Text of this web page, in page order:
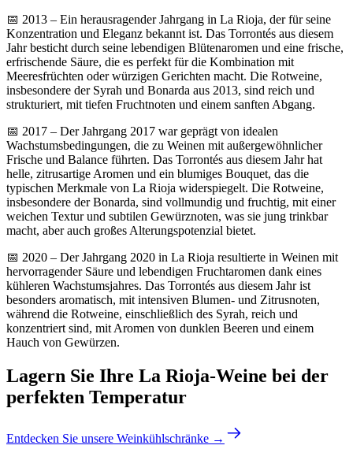
📅 2013 – Ein herausragender Jahrgang in La Rioja, der für seine
Konzentration und Eleganz bekannt ist. Das Torrontés aus diesem
Jahr besticht durch seine lebendigen Blütenaromen und eine frische,
erfrischende Säure, die es perfekt für die Kombination mit
Meeresfrüchten oder würzigen Gerichten macht. Die Rotweine,
insbesondere der Syrah und Bonarda aus 2013, sind reich und
strukturiert, mit tiefen Fruchtnoten und einem sanften Abgang.
📅 2017 – Der Jahrgang 2017 war geprägt von idealen
Wachstumsbedingungen, die zu Weinen mit außergewöhnlicher
Frische und Balance führten. Das Torrontés aus diesem Jahr hat
helle, zitrusartige Aromen und ein blumiges Bouquet, das die
typischen Merkmale von La Rioja widerspiegelt. Die Rotweine,
insbesondere der Bonarda, sind vollmundig und fruchtig, mit einer
weichen Textur und subtilen Gewürznoten, was sie jung trinkbar
macht, aber auch großes Alterungspotenzial bietet.
📅 2020 – Der Jahrgang 2020 in La Rioja resultierte in Weinen mit
hervorragender Säure und lebendigen Fruchtaromen dank eines
kühleren Wachstumsjahres. Das Torrontés aus diesem Jahr ist
besonders aromatisch, mit intensiven Blumen- und Zitrusnoten,
während die Rotweine, einschließlich des Syrah, reich und
konzentriert sind, mit Aromen von dunklen Beeren und einem
Hauch von Gewürzen.
Lagern Sie Ihre La Rioja-Weine bei der
perfekten Temperatur
Entdecken Sie unsere Weinkühlschränke →